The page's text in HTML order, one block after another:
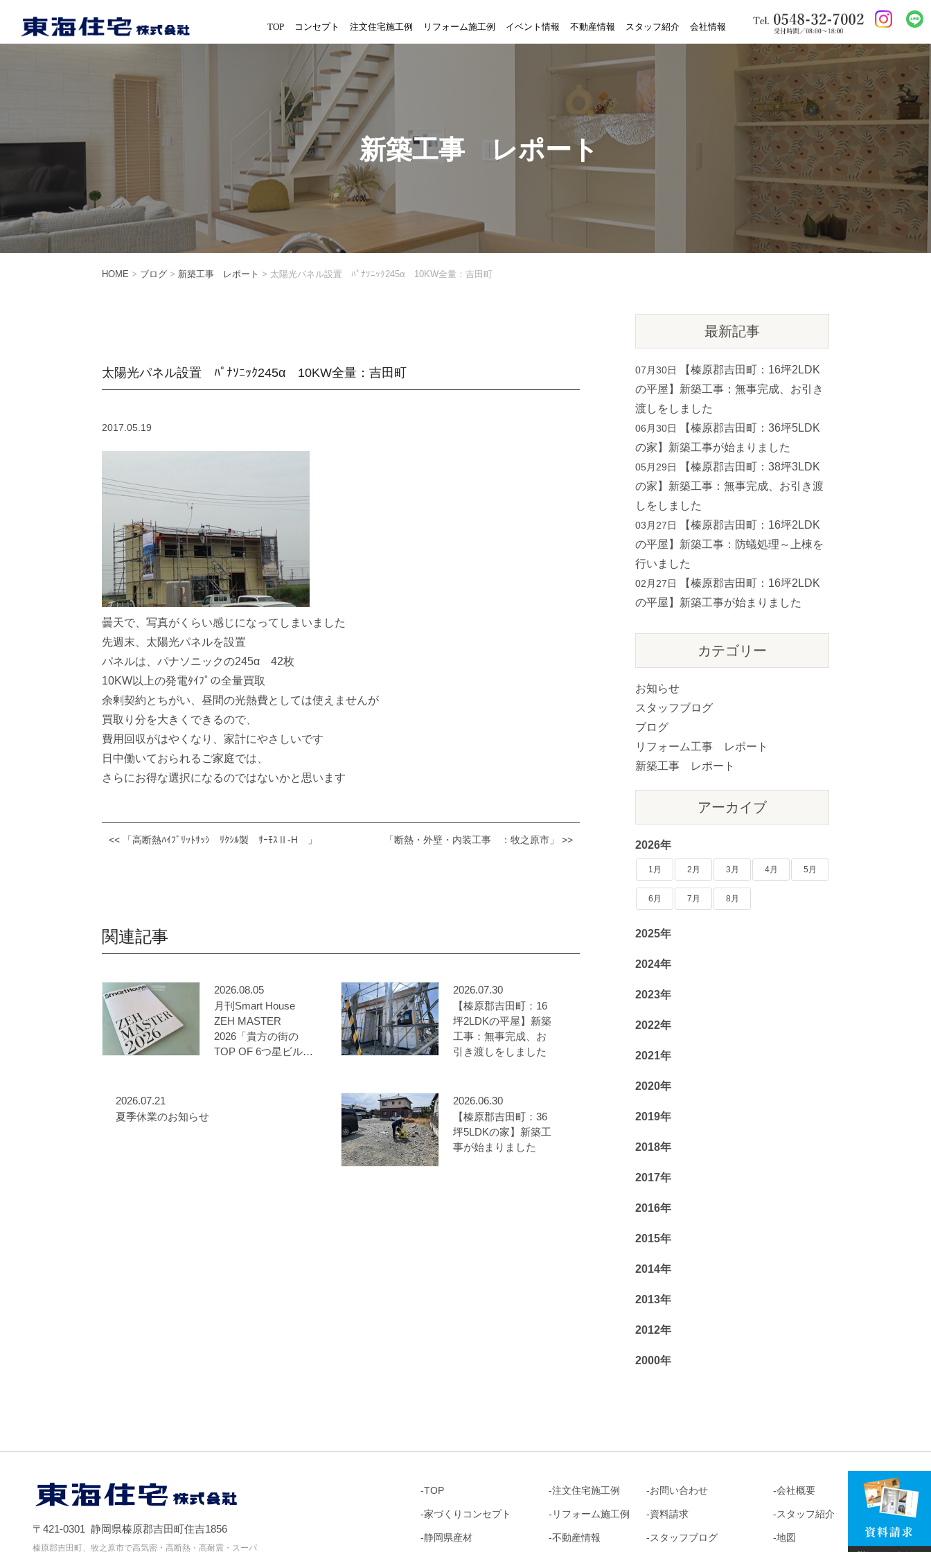
TOP コンセプト 注文住宅施工例 リフォーム施工例 イベント情報 不動産情報 スタッフ紹介 会社情報
新築工事 レポート
HOME > ブログ > 新築工事 レポート > 太陽光パネル設置 ﾊﾟﾅｿﾆｯｸ245α 10KW全量：吉田町
太陽光パネル設置 ﾊﾟﾅｿﾆｯｸ245α 10KW全量：吉田町
2017.05.19
曇天で、写真がくらい感じになってしまいました
先週末、太陽光パネルを設置
パネルは、パナソニックの245α 42枚
10KW以上の発電ﾀｲﾌﾟの全量買取
余剰契約とちがい、昼間の光熱費としては使えませんが
買取り分を大きくできるので、
費用回収がはやくなり、家計にやさしいです
日中働いておられるご家庭では、
さらにお得な選択になるのではないかと思います
<< 「高断熱ﾊｲﾌﾞﾘｯﾄｻｯｼ ﾘｸｼﾙ製 ｻｰﾓｽⅡ-H 」 「断熱・外壁・内装工事 ：牧之原市」 >>
関連記事
2026.08.05
月刊Smart House
ZEH MASTER
2026「貴方の街の
TOP OF 6つ星ビルダ
2026.07.30
【榛原郡吉田町：16
坪2LDKの平屋】新築
工事：無事完成、お
引き渡しをしました
2026.07.21
夏季休業のお知らせ
2026.06.30
【榛原郡吉田町：36
坪5LDKの家】新築工
事が始まりました
最新記事
07月30日
【榛原郡吉田町：16坪2LDK
の平屋】新築工事：無事完成、お引き
渡しをしました
06月30日
【榛原郡吉田町：36坪5LDK
の家】新築工事が始まりました
05月29日
【榛原郡吉田町：38坪3LDK
の家】新築工事：無事完成、お引き渡
しをしました
03月27日
【榛原郡吉田町：16坪2LDK
の平屋】新築工事：防蟻処理～上棟を
行いました
02月27日
【榛原郡吉田町：16坪2LDK
の平屋】新築工事が始まりました
カテゴリー
お知らせ
スタッフブログ
ブログ
リフォーム工事 レポート
新築工事 レポート
アーカイブ
2026年
1月 2月 3月 4月 5月
6月 7月 8月
2025年
2024年
2023年
2022年
2021年
2020年
2019年
2018年
2017年
2016年
2015年
2014年
2013年
2012年
2000年
TOP
家づくりコンセプト
静岡県産材
注文住宅施工例
リフォーム施工例
不動産情報
お問い合わせ
資料請求
スタッフブログ
会社概要
スタッフ紹介
地図
〒421-0301 静岡県榛原郡吉田町住吉1856
榛原郡吉田町、牧之原市で高気密・高断熱・高耐震・スーパ